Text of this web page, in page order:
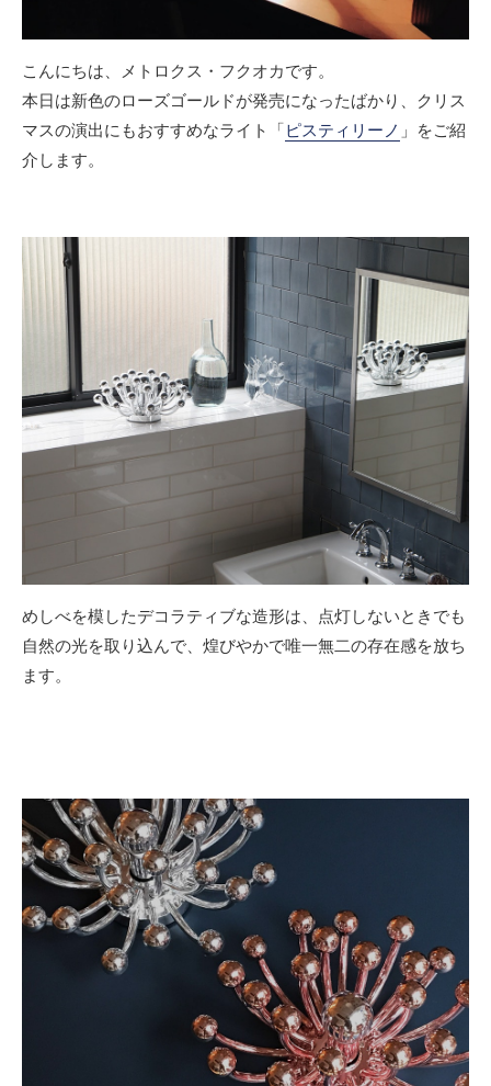
こんにちは、メトロクス・フクオカです。
本日は新色のローズゴールドが発売になったばかり、クリス
マスの演出にもおすすめなライト「ピスティリーノ 」をご紹
介します。
めしべを模したデコラティブな造形は、点灯しないときでも
自然の光を取り込んで、煌びやかで唯一無二の存在感を放ち
ます。